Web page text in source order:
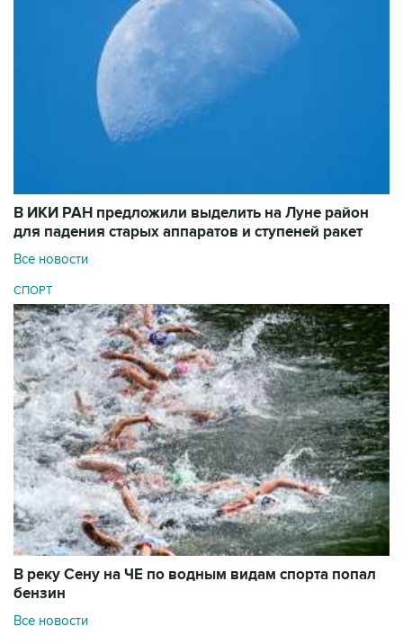
В ИКИ РАН предложили выделить на Луне район
для падения старых аппаратов и ступеней ракет
Все новости
СПОРТ
В реку Сену на ЧЕ по водным видам спорта попал
бензин
Все новости